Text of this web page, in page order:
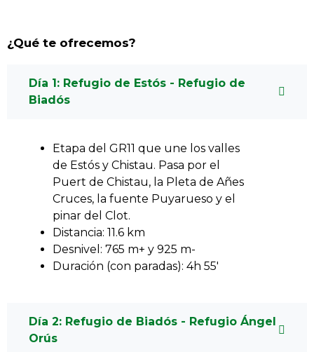
¿Qué te ofrecemos?
Día 1: Refugio de Estós - Refugio de
Biadós
Etapa del GR11 que une los valles
de Estós y Chistau. Pasa por el
Puert de Chistau, la Pleta de Añes
Cruces, la fuente Puyarueso y el
pinar del Clot.
Distancia: 11.6 km
Desnivel: 765 m+ y 925 m-
Duración (con paradas): 4h 55′
Día 2: Refugio de Biadós - Refugio Ángel
Orús